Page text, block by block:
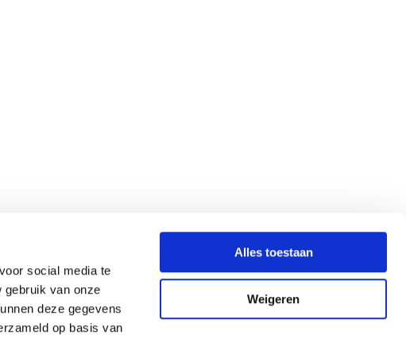
social media te
gebruik van onze
deze gegevens
op basis van
Alles toestaan
Weigeren